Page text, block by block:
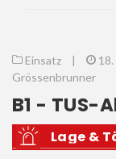
Einsatz |
Grössenbrunner
B1 - TUS-
Lage &